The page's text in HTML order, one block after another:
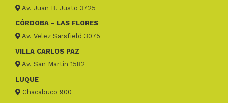
Av. Juan B. Justo 3725
CÓRDOBA - LAS FLORES
Av. Velez Sarsfield 3075
VILLA CARLOS PAZ
Av. San Martín 1582
LUQUE
Chacabuco 900